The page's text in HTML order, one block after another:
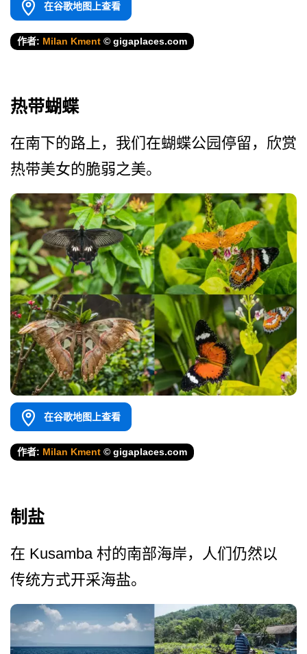
在谷歌地图上查看
作者: Milan Kment © gigaplaces.com
热带蝴蝶
在南下的路上，我们在蝴蝶公­园停留，欣赏
热带美女的脆弱之美。
在谷歌地图上查看
作者: Milan Kment © gigaplaces.com
制盐
在 Kusamba 村的南部海岸，人们仍然以
传­统方式开采海盐。